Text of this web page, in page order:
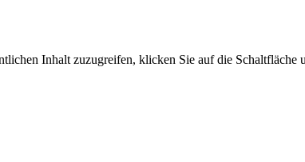
Inhalt zuzugreifen, klicken Sie auf die Schaltfläche